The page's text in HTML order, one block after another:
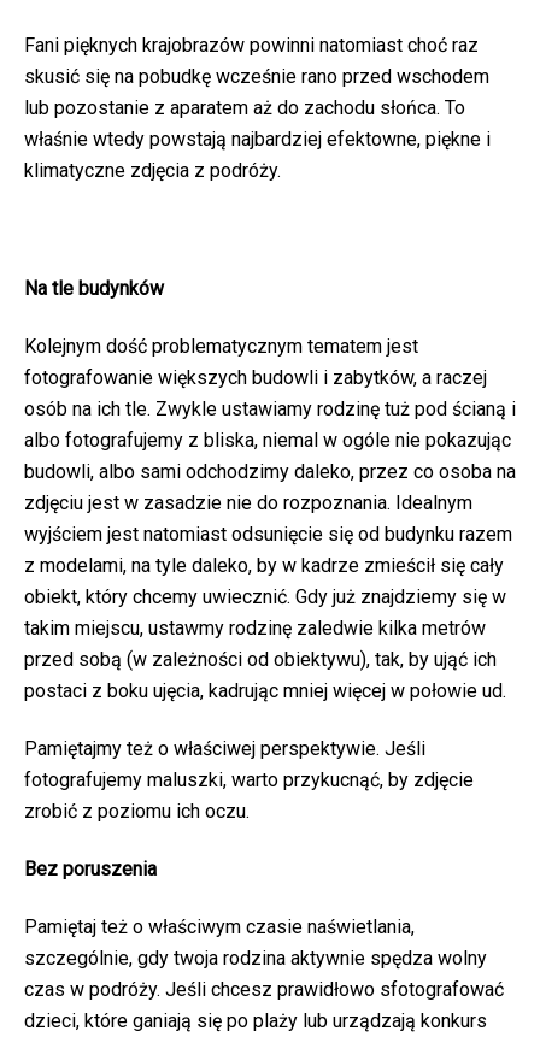
Fani pięknych krajobrazów powinni natomiast choć raz
skusić się na pobudkę wcześnie rano przed wschodem
lub pozostanie z aparatem aż do zachodu słońca. To
właśnie wtedy powstają najbardziej efektowne, piękne i
klimatyczne zdjęcia z podróży.
Na tle budynków
Kolejnym dość problematycznym tematem jest
fotografowanie większych budowli i zabytków, a raczej
osób na ich tle. Zwykle ustawiamy rodzinę tuż pod ścianą i
albo fotografujemy z bliska, niemal w ogóle nie pokazując
budowli, albo sami odchodzimy daleko, przez co osoba na
zdjęciu jest w zasadzie nie do rozpoznania. Idealnym
wyjściem jest natomiast odsunięcie się od budynku razem
z modelami, na tyle daleko, by w kadrze zmieścił się cały
obiekt, który chcemy uwiecznić. Gdy już znajdziemy się w
takim miejscu, ustawmy rodzinę zaledwie kilka metrów
przed sobą (w zależności od obiektywu), tak, by ująć ich
postaci z boku ujęcia, kadrując mniej więcej w połowie ud.
Pamiętajmy też o właściwej perspektywie. Jeśli
fotografujemy maluszki, warto przykucnąć, by zdjęcie
zrobić z poziomu ich oczu.
Bez poruszenia
Pamiętaj też o właściwym czasie naświetlania,
szczególnie, gdy twoja rodzina aktywnie spędza wolny
czas w podróży. Jeśli chcesz prawidłowo sfotografować
dzieci, które ganiają się po plaży lub urządzają konkurs